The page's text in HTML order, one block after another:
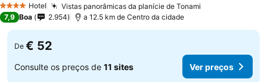
4 EstrelasHotel Vistas panorâmicas da planície de Tonami
7,9 Boa 2.954 a 12.5 km de Centro da cidade
De € 52
Consulte os preços de 11 sites Ver preços